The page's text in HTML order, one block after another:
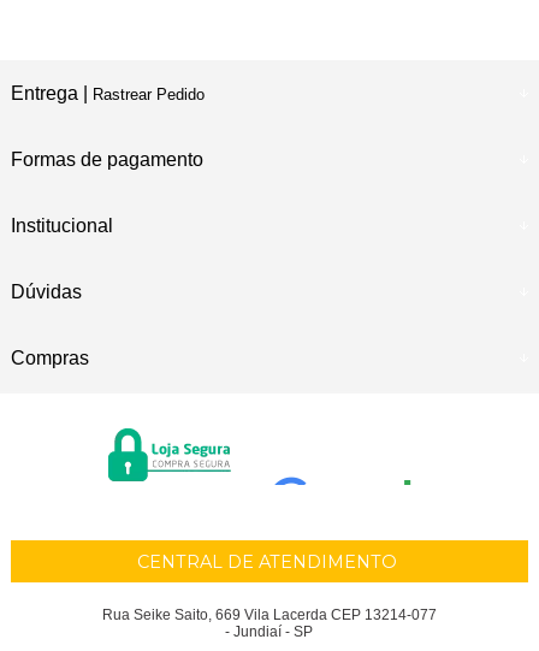
Entrega | Rastrear Pedido
Formas de pagamento
Institucional
Dúvidas
Compras
CENTRAL DE ATENDIMENTO
Rua Seike Saito, 669 Vila Lacerda CEP 13214-077
- Jundiaí - SP